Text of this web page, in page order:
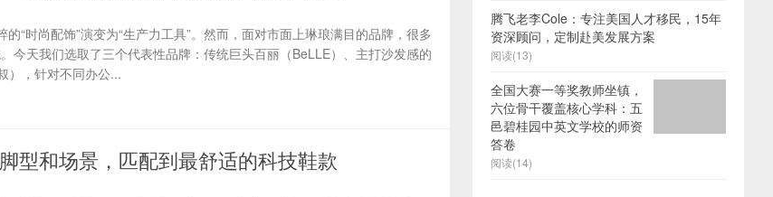
“时尚配饰”演变为“生产力工具”。然而，面对市面上琳琅满目的品牌，很多
今天我们选取了三个代表性品牌：传统巨头百丽（BeLLE）、主打沙发感的
），针对不同办公...
型和场景，匹配到最舒适的科技鞋款
腾飞老李Cole：专注美国人才移民，15年
资深顾问，定制赴美发展方案
阅读(13)
全国大赛一等奖教师坐镇，
六位骨干覆盖核心学科：五
邑碧桂园中英文学校的师资
答卷
阅读(14)